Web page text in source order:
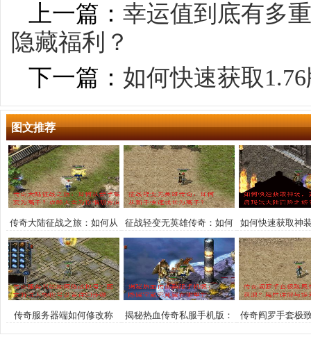
上一篇： 幸运值到底有多
隐藏福利？
下一篇： 如何快速获取
图文推荐
传奇大陆征战之旅：如何从
新手蜕变为高手？攻略大全
为你指明方向
征战轻变无英雄传奇：如何
从新手快速成长为高手？
如何快速获取神
法大陆冒险
传奇服务器端如何修改称
号？图文解说人物称号设置
揭秘热血传奇私服手机版：
隐藏宝藏究竟藏在哪里？
传奇阎罗手套极
获取？属性详解